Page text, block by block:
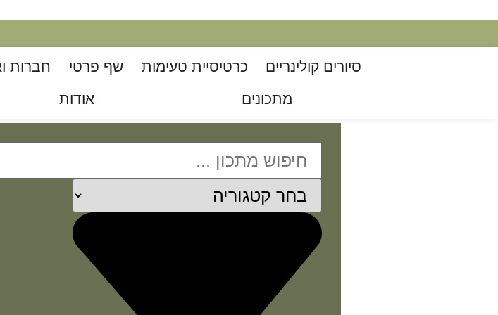
סיורים קולינריים​ כרטיסיית טעימות שף פרטי חברות
מתכונים
אודות